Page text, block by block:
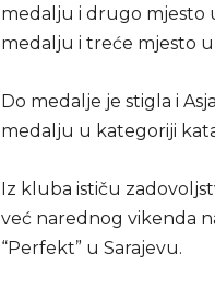
medalju i drugo mjesto
medalju i treće mjesto u
Do medalje je stigla i
medalju u kategoriji
Iz kluba ističu
već narednog vikenda
“Perfekt” u Sarajevu.